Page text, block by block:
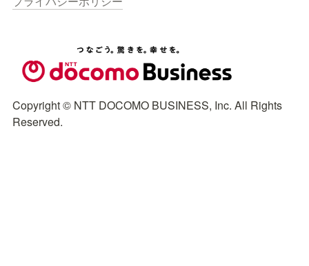
Copyright © NTT DOCOMO BUSINESS, Inc. All Rights
Reserved.